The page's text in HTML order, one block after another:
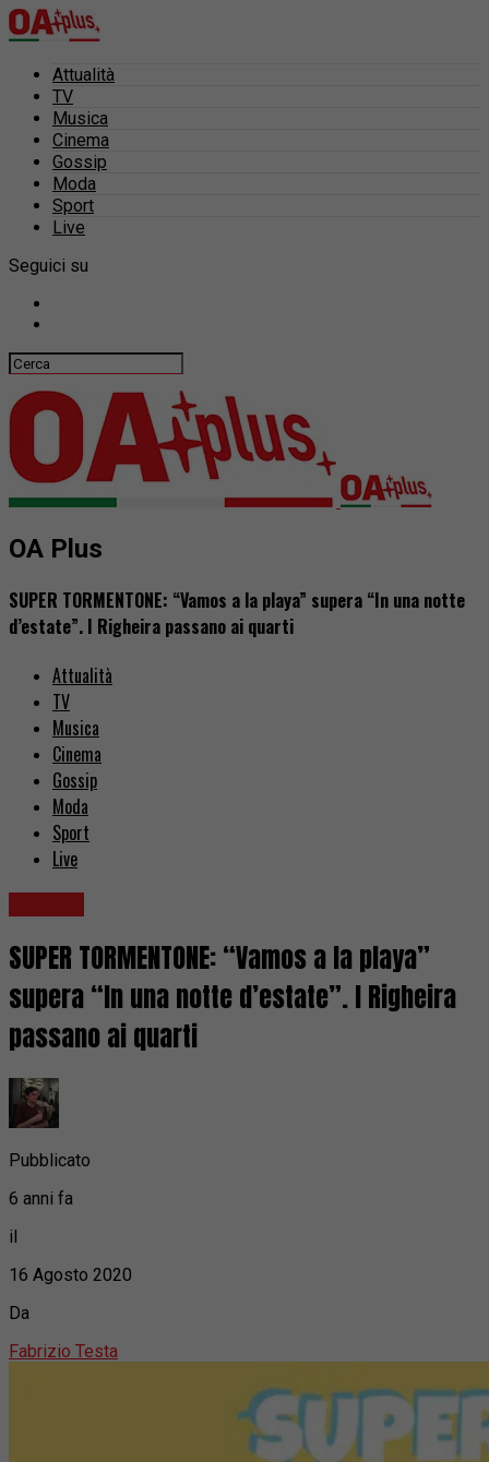
Attualità
TV
Musica
Cinema
Gossip
Moda
Sport
Live
Seguici su
OA Plus
SUPER TORMENTONE: “Vamos a la playa” supera “In una notte
d’estate”. I Righeira passano ai quarti
Attualità
TV
Musica
Cinema
Gossip
Moda
Sport
Live
SUPER TORMENTONE: “Vamos a la playa”
supera “In una notte d’estate”. I Righeira
passano ai quarti
Pubblicato
6 anni fa
il
16 Agosto 2020
Da
Fabrizio Testa